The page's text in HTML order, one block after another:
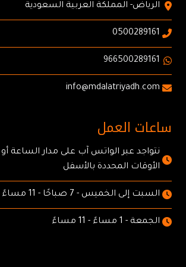
الرياض- المملكة العربية السعودية
0500289161
966500289161
info@mdalatriyadh.com
ساعات العمل
نتواجد عبر الواتس آب على مدار الساعة أو
الأوقات المحددة بالأسفل
السبت إلى الخميس - 7 صباحًا - 11 مساءً
الجمعة - 1 مساءً - 11 مساءً